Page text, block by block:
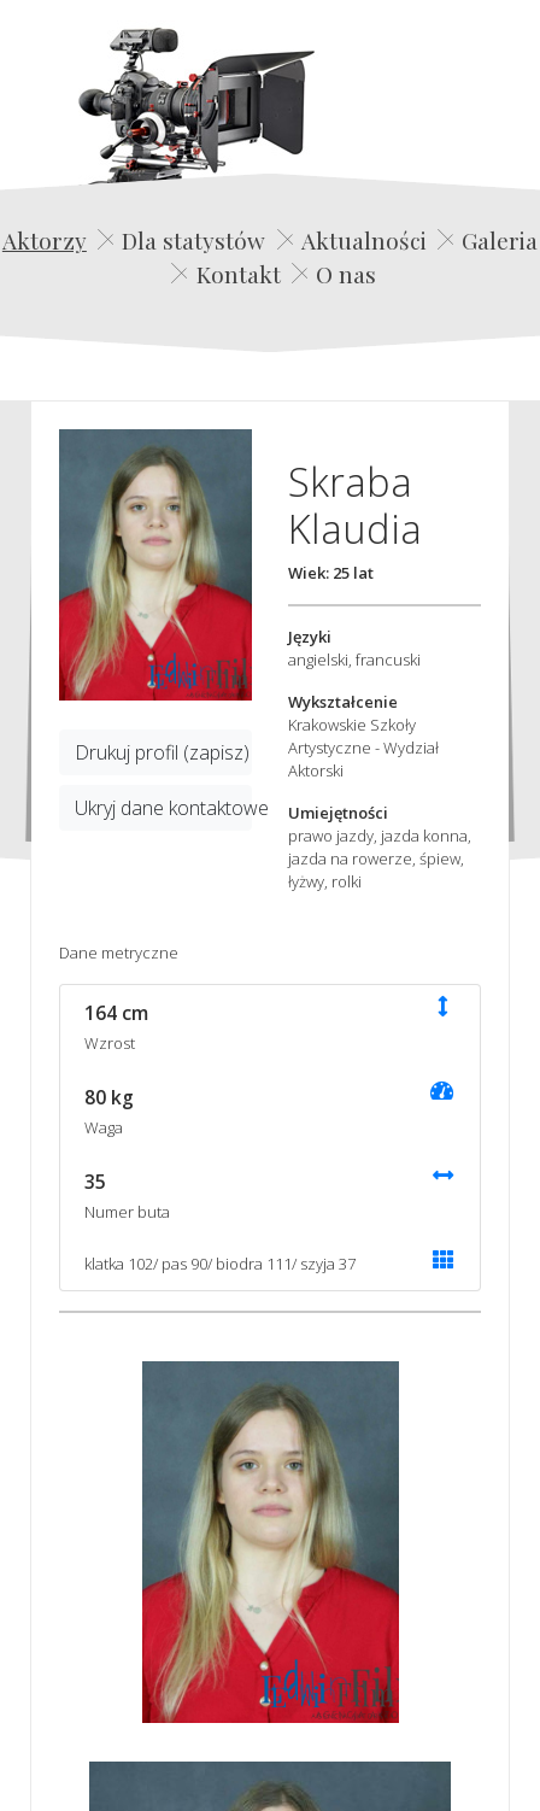
Edwin Film Agencja Aktorska
Aktorzy Dla statystów Aktualności
Galeria
Kontakt
O nas
Drukuj profil (zapisz)
Ukryj dane kontaktowe
Skraba
Klaudia
Wiek: 25 lat
Języki
angielski, francuski
Wykształcenie
Krakowskie Szkoły
Artystyczne - Wydział
Aktorski
Umiejętności
prawo jazdy, jazda konna,
jazda na rowerze, śpiew,
łyżwy, rolki
Dane metryczne
164 cm
Wzrost
80 kg
Waga
35
Numer buta
klatka 102/ pas 90/ biodra 111/ szyja 37